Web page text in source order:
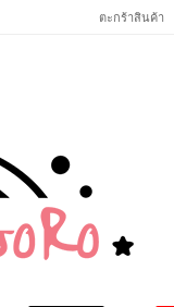
ตะกร้าสินค้า